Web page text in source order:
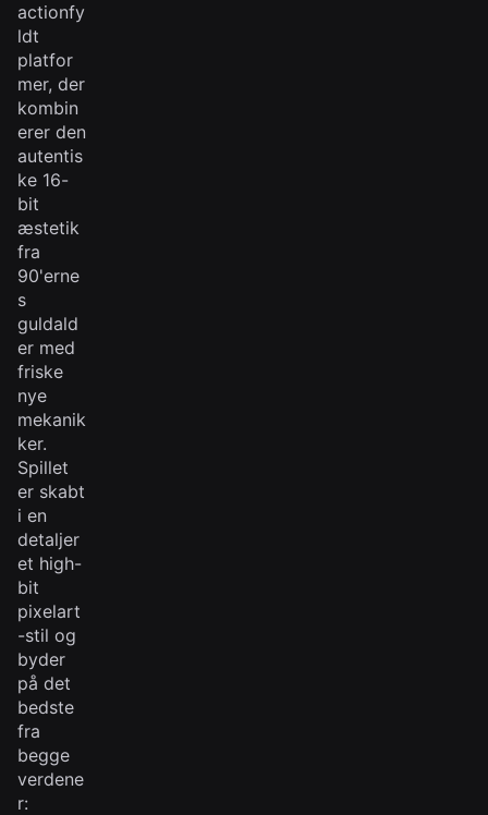
actionfy
ldt
platfor
mer, der
kombin
erer den
autentis
ke 16-
bit
æstetik
fra
90'erne
s
guldald
er med
friske
nye
mekanik
ker.
Spillet
er skabt
i en
detaljer
et high-
bit
pixelart
-stil og
byder
på det
bedste
fra
begge
verdene
r: